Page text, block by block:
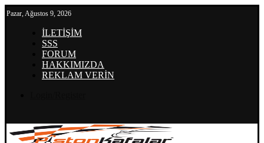
Pazar, Ağustos 9, 2026
İLETİŞİM
SSS
FORUM
HAKKIMIZDA
REKLAM VERİN